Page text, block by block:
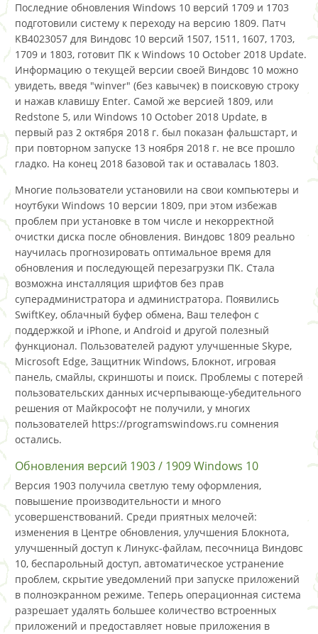
Последние обновления Windows 10 версий 1709 и 1703
подготовили систему к переходу на версию 1809. Патч
KB4023057 для Виндовс 10 версий 1507, 1511, 1607, 1703,
1709 и 1803, готовит ПК к Windows 10 October 2018 Update.
Информацию о текущей версии своей Виндовс 10 можно
увидеть, введя "winver" (без кавычек) в поисковую строку
и нажав клавишу Enter. Самой же версией 1809, или
Redstone 5, или Windows 10 October 2018 Update, в
первый раз 2 октября 2018 г. был показан фальшстарт, и
при повторном запуске 13 ноября 2018 г. не все прошло
гладко. На конец 2018 базовой так и оставалась 1803.
Многие пользователи установили на свои компьютеры и
ноутбуки Windows 10 версии 1809, при этом избежав
проблем при установке в том числе и некорректной
очистки диска после обновления. Виндовс 1809 реально
научилась прогнозировать оптимальное время для
обновления и последующей перезагрузки ПК. Стала
возможна инсталляция шрифтов без прав
суперадминистратора и администратора. Появились
SwiftKey, облачный буфер обмена, Ваш телефон с
поддержкой и iPhone, и Android и другой полезный
функционал. Пользователей радуют улучшенные Skype,
Microsoft Edge, Защитник Windows, Блокнот, игровая
панель, смайлы, скриншоты и поиск. Проблемы с потерей
пользовательских данных исчерпывающе-убедительного
решения от Майкрософт не получили, у многих
пользователей https://programswindows.ru сомнения
остались.
Обновления версий 1903 / 1909 Windows 10
Версия 1903 получила светлую тему оформления,
повышение производительности и много
усовершенствований. Среди приятных мелочей:
изменения в Центре обновления, улучшения Блокнота,
улучшенный доступ к Линукс-файлам, песочница Виндовс
10, беспарольный доступ, автоматическое устранение
проблем, скрытие уведомлений при запуске приложений
в полноэкранном режиме. Теперь операционная система
разрешает удалять большее количество встроенных
приложений и предоставляет новые приложения в